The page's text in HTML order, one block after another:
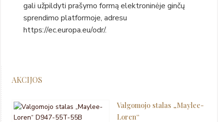
gali užpildyti prašymo formą elektroninėje ginčų
sprendimo platformoje, adresu
https://ec.europa.eu/odr/.
AKCIJOS
Valgomojo stalas „Maylee-
Loren“